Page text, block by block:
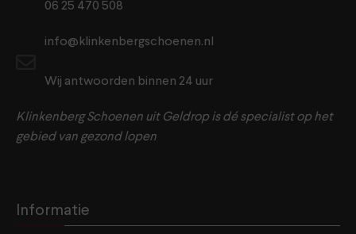
06 25 470 508
info@klinkenbergschoenen.nl
Wij antwoorden binnen 24 uur
Klinkenberg Schoenen uit Geldrop is dé specialist op het
gebied van gezond lopen
Informatie